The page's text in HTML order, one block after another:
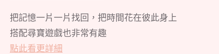
把記憶一片一片找回，把時間花在彼此身上
搭配尋寶遊戲也非常有趣
點此看更詳細